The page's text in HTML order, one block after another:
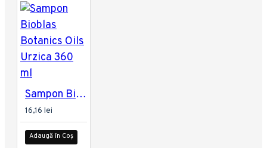
Sampon Bioblas Botanics Oils Urzica 360 ml
16,16 lei
Adaugă în Coș